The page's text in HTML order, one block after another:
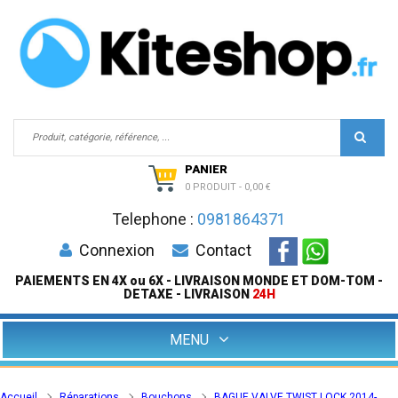
PANIER
0 PRODUIT - 0,00 €
Telephone : 0981864371
Connexion
Contact
PAIEMENTS EN 4X ou 6X - LIVRAISON MONDE ET DOM-TOM -
DETAXE - LIVRAISON 24H
MENU